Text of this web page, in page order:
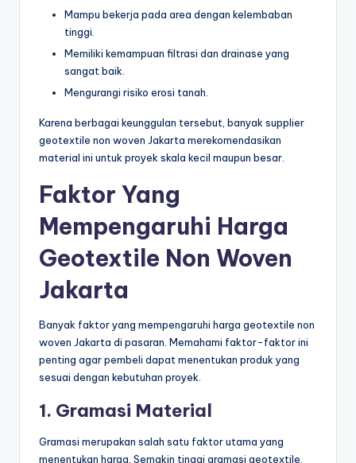
Mampu bekerja pada area dengan kelembaban
tinggi.
Memiliki kemampuan filtrasi dan drainase yang
sangat baik.
Mengurangi risiko erosi tanah.
Karena berbagai keunggulan tersebut, banyak supplier
geotextile non woven Jakarta merekomendasikan
material ini untuk proyek skala kecil maupun besar.
Faktor Yang
Mempengaruhi Harga
Geotextile Non Woven
Jakarta
Banyak faktor yang mempengaruhi harga geotextile non
woven Jakarta di pasaran. Memahami faktor-faktor ini
penting agar pembeli dapat menentukan produk yang
sesuai dengan kebutuhan proyek.
1. Gramasi Material
Gramasi merupakan salah satu faktor utama yang
menentukan harga. Semakin tinggi gramasi geotextile,